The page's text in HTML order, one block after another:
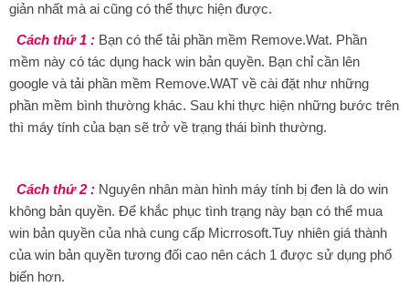
giản nhất mà ai cũng có thể thực hiện được.
Cách thứ 1 : Bạn có thể tải phần mềm Remove.Wat. Phần
mềm này có tác dụng hack win bản quyền. Bạn chỉ cần lên
google và tải phần mềm Remove.WAT về cài đặt như những
phần mềm bình thường khác. Sau khi thực hiện những bước trên
thì máy tính của bạn sẽ trở về trạng thái bình thường.
Cách thứ 2 : Nguyên nhân màn hình máy tính bị đen là do win
không bản quyền. Để khắc phục tình trạng này bạn có thể mua
win bản quyền của nhà cung cấp Micrrosoft.Tuy nhiên giá thành
của win bản quyền tương đối cao nên cách 1 được sử dụng phổ
biến hơn.